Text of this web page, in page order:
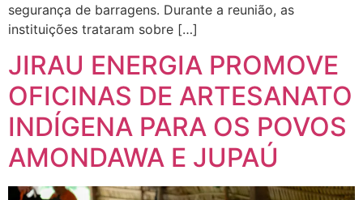
segurança de barragens. Durante a reunião, as
instituições trataram sobre […]
JIRAU ENERGIA PROMOVE
OFICINAS DE ARTESANATO
INDÍGENA PARA OS POVOS
AMONDAWA E JUPAÚ